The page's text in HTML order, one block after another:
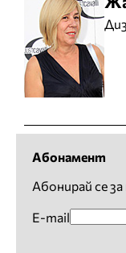
Абонамент
Абонирай се
E-mail